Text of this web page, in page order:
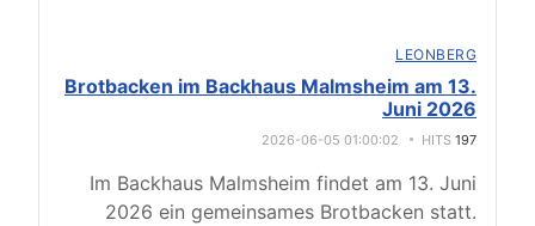
LEONBERG
Brotbacken im Backhaus Malmsheim am 13.
Juni 2026
2026-06-05 01:00:02 HITS 197
Im Backhaus Malmsheim findet am 13. Juni
2026 ein gemeinsames Brotbacken statt.